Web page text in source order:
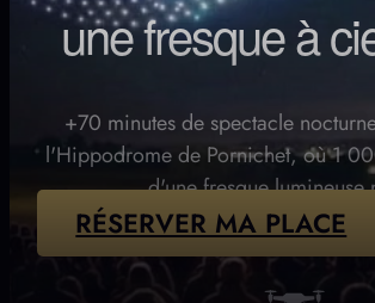
RÉSERVER MA PLACE
une fresque à
+70 minutes de spectacle
l'Hippodrome de Pornichet, où 1
d'une fresque lumineuse
RÉSERVER MA PLACE